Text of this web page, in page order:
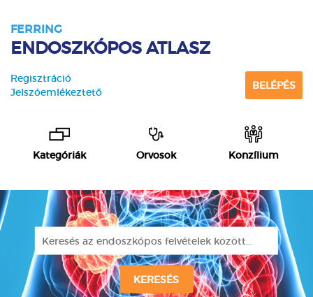
FERRING
ENDOSZKÓPOS ATLASZ
Regisztráció
Jelszóemlékeztető
BELÉPÉS
Kategóriák Orvosok Konzílium